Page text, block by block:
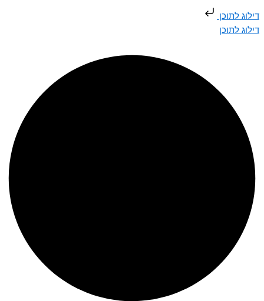
דילוג לתוכן
דילוג לתוכן